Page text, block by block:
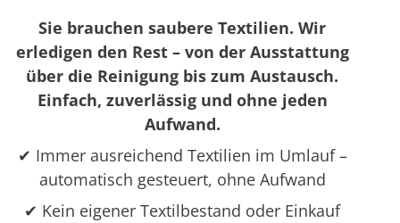
Sie brauchen saubere Textilien. Wir
erledigen den Rest – von der Ausstattung
über die Reinigung bis zum Austausch.
Einfach, zuverlässig und ohne jeden
Aufwand.
✔ Immer ausreichend Textilien im Umlauf –
automatisch gesteuert, ohne Aufwand
✔ Kein eigener Textilbestand oder Einkauf